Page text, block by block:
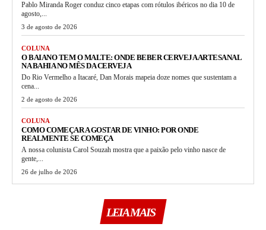
Pablo Miranda Roger conduz cinco etapas com rótulos ibéricos no dia 10 de
agosto,...
3 de agosto de 2026
COLUNA
O BAIANO TEM O MALTE: ONDE BEBER CERVEJA ARTESANAL
NA BAHIA NO MÊS DA CERVEJA
Do Rio Vermelho a Itacaré, Dan Morais mapeia doze nomes que sustentam a
cena...
2 de agosto de 2026
COLUNA
COMO COMEÇAR A GOSTAR DE VINHO: POR ONDE
REALMENTE SE COMEÇA
A nossa colunista Carol Souzah mostra que a paixão pelo vinho nasce de
gente,...
26 de julho de 2026
LEIA MAIS